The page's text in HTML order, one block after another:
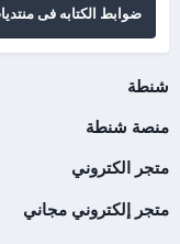
ضوابط الكتابه فى
شنطة
منصة شنطة
متجر الكتروني
متجر إلكتروني مجاني